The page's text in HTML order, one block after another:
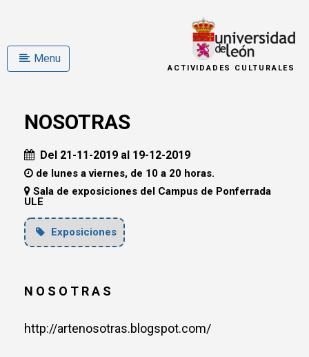
Menu
ACTIVIDADES CULTURALES
NOSOTRAS
Del 21-11-2019 al 19-12-2019
de lunes a viernes, de 10 a 20 horas.
Sala de exposiciones del Campus de Ponferrada
ULE
Exposiciones
N O S O T R A S
http://artenosotras.blogspot.com/